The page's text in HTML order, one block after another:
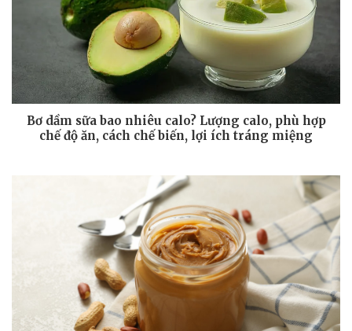
Bơ dầm sữa bao nhiêu calo? Lượng calo, phù hợp
chế độ ăn, cách chế biến, lợi ích tráng miệng